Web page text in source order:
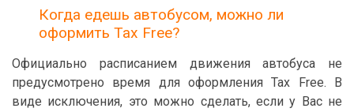
Когда едешь автобусом, можно ли
оформить Tax Free?
Официально расписанием движения автобуса не
предусмотрено время для оформления Tax Free. В
виде исключения, это можно сделать, если у Вас не